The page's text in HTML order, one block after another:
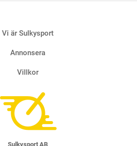
Vi är Sulkysport
Annonsera
Villkor
Sulkysport AB